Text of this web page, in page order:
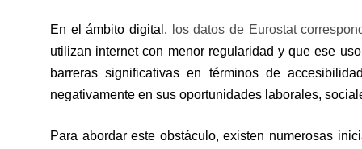
En el ámbito digital,
los datos de Eurostat
utilizan internet con menor regularidad y que ese
barreras significativas en términos de
negativamente en sus oportunidades laborales,
Para abordar este obstáculo, existen numerosas